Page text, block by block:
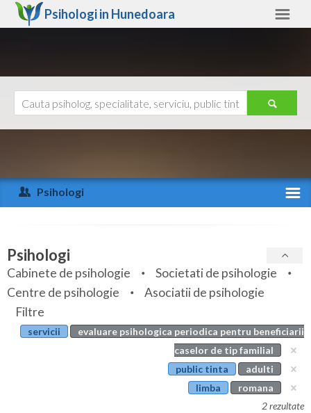
Psihologi in Hunedoara
Arad
Arges
Bihor
Bistrita-Nasaud
Botosani
Ajutor
Psihologi
Specialitati
Servicii
Articole
Evenimente
Psihologi
Cabinete de psihologie
Societati de psihologie
Centre de psihologie
Asociatii de psihologie
Filtre
servicii
evaluare psihologica periodica pentru beneficiarii
caselor de tip familial
public tinta
adulti
limba
romana
2 rezultate